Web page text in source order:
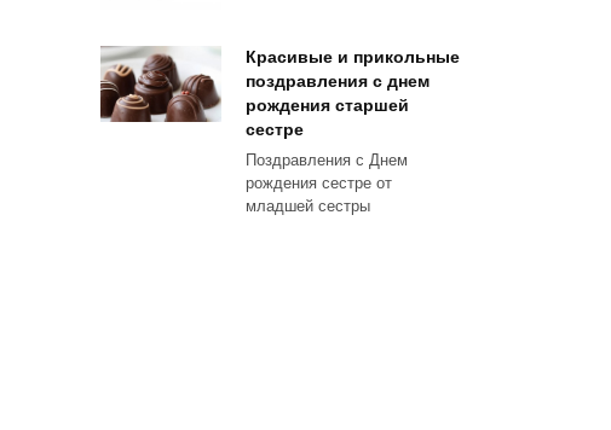
Красивые и прикольные
поздравления с днем
рождения старшей
сестре
Поздравления с Днем
рождения сестре от
младшей сестры